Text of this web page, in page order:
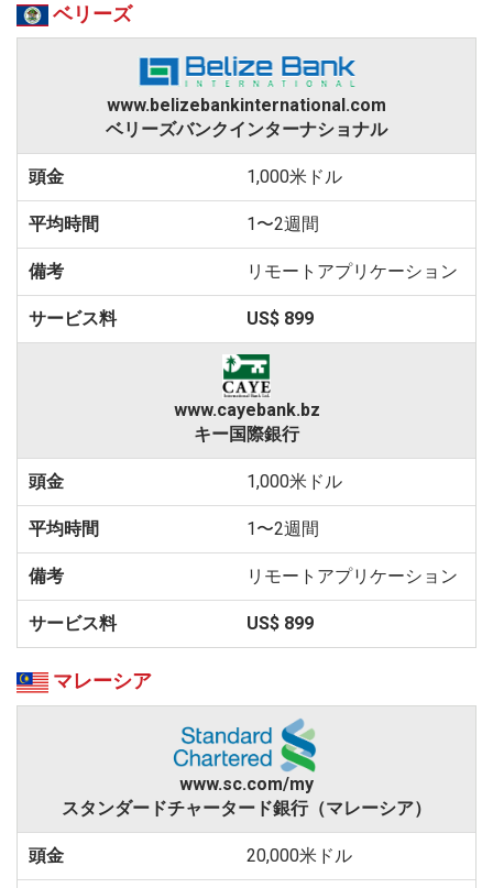
ベリーズ
www.belizebankinternational.com
ベリーズバンクインターナショナル
1,000米ドル
1〜2週間
リモートアプリケーション
US$ 899
www.cayebank.bz
キー国際銀行
1,000米ドル
1〜2週間
リモートアプリケーション
US$ 899
マレーシア
www.sc.com/my
スタンダードチャータード銀行（マレーシア）
20,000米ドル